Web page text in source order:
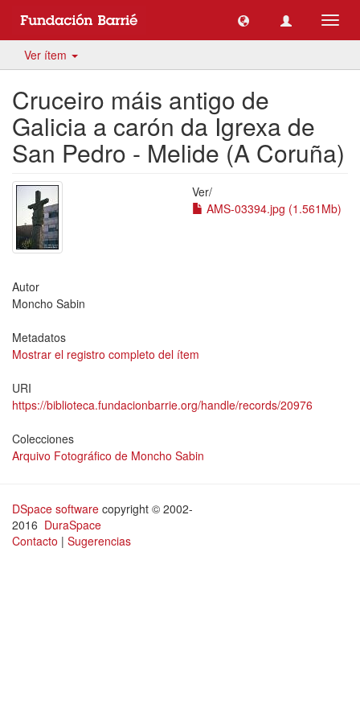
Ver ítem
Cruceiro máis antigo de
Galicia a carón da Igrexa de
San Pedro - Melide (A Coruña)
Ver/
AMS-03394.jpg (1.561Mb)
Autor
Moncho Sabin
Metadatos
Mostrar el registro completo del ítem
URI
https://biblioteca.fundacionbarrie.org/handle/records/20976
Colecciones
Arquivo Fotográfico de Moncho Sabin
DSpace software copyright © 2002-
2016 DuraSpace
Contacto | Sugerencias